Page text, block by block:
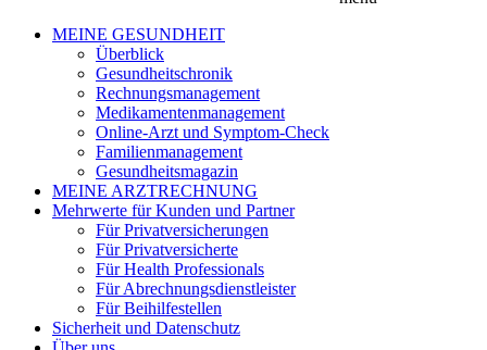
MEINE GESUNDHEIT
Überblick
Gesundheitschronik
Rechnungsmanagement
Medikamentenmanagement
Online-Arzt und Symptom-Check
Familienmanagement
Gesundheitsmagazin
MEINE ARZTRECHNUNG
Mehrwerte für Kunden und Partner
Für Privatversicherungen
Für Privatversicherte
Für Health Professionals
Für Abrechnungsdienstleister
Für Beihilfestellen
Sicherheit und Datenschutz